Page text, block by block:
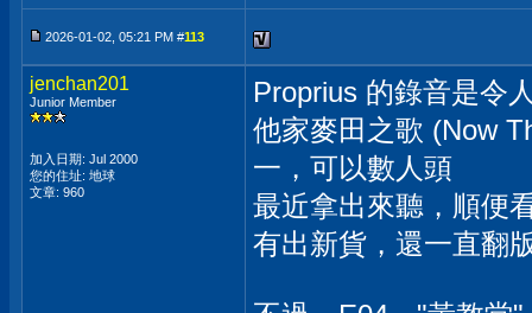
2026-01-02, 05:21 PM #113
jenchan201
Junior Member
加入日期: Jul 2000
您的住址: 地球
文章: 960
Proprius 的錄音是令
他家麥田之歌 (Now
一，可以數人頭
最近拿出來聽，順便
有出新貨，還一直翻